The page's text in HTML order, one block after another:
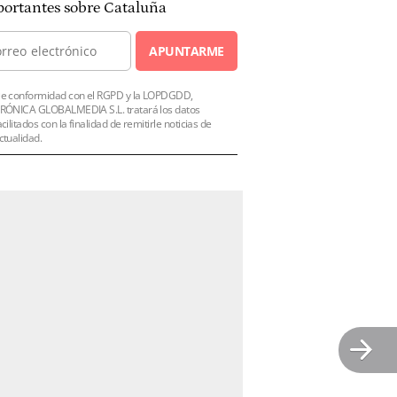
sobre Cataluña
APUNTARME
conformidad con el RGPD y la LOPDGDD,
GLOBALMEDIA S.L. tratará los datos
con la finalidad de remitirle noticias de